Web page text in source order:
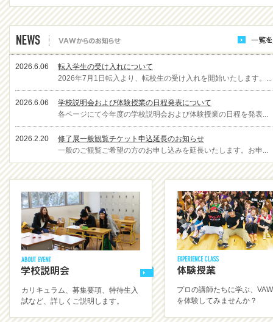
2026.6.06
転入学生の受け入れについて
2026年7月1日転入より、転校生の受け入れを開始いたします。...
2026.6.06
学校説明会および体験授業の日程発表について
各ページにて今年度の学校説明会および体験授業の日程を発表...
2026.2.20
修了展一般観覧チケット申込延長のお知らせ
一般のご観覧ご希望の方のお申し込みを延長いたします。お申...
カリキュラム、募集要項、特待生入
試など、詳しくご説明します。
プロの講師たちに学ぶ、
を体験してみませんか？